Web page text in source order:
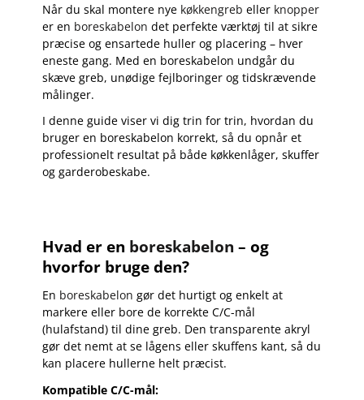
Når du skal montere nye køkkengreb eller knopper
er en boreskabelon det perfekte værktøj til at sikre
præcise og ensartede huller og placering – hver
eneste gang. Med en boreskabelon undgår du
skæve greb, unødige fejlboringer og tidskrævende
målinger.
I denne guide viser vi dig trin for trin, hvordan du
bruger en boreskabelon korrekt, så du opnår et
professionelt resultat på både køkkenlåger, skuffer
og garderobeskabe.
Hvad er en boreskabelon – og
hvorfor bruge den?
En boreskabelon gør det hurtigt og enkelt at
markere eller bore de korrekte C/C-mål
(hulafstand) til dine greb. Den transparente akryl
gør det nemt at se lågens eller skuffens kant, så du
kan placere hullerne helt præcist.
Kompatible C/C-mål: